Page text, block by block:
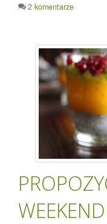
2 komentarze